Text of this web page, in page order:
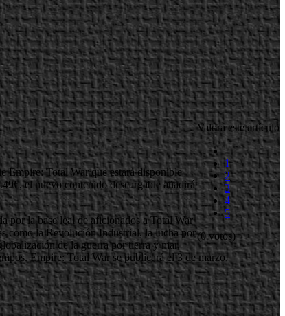
Valora este artículo
1
2
3
4
5
(0 votos)
Empire: Total War que estará disponible
el nuevo contenido descargable añadirá
por la base leal de aficionados a Total War
como la Revolución Industrial, la lucha por
de la guerra por tierra y mar,
Empire: Total War se publicará el 3 de marzo,